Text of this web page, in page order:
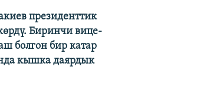
президенттик
Биринчи вице-
болгон бир катар
кышка даярдык